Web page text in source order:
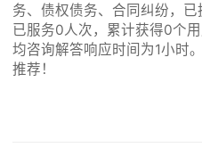
务、债权债务、合同纠纷，已
已服务0人次，累计获得0个
均咨询解答响应时间为1小时
推荐！